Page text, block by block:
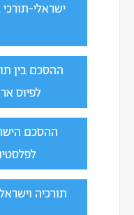
ישראלי-
ההסכם בין
לפיוס
ההסכם
תורכיה